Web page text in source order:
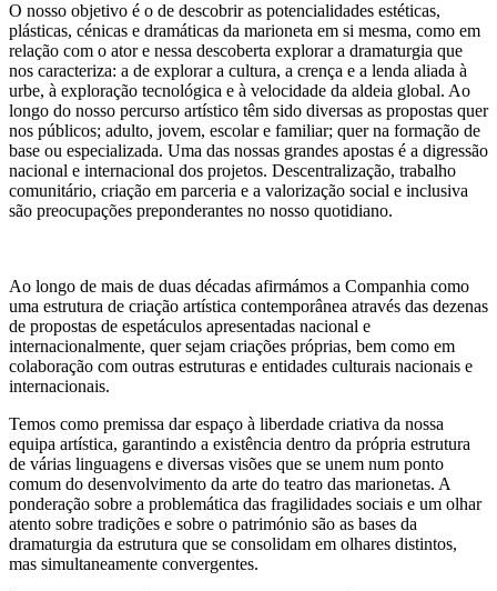
O nosso objetivo é o de descobrir as potencialidades estéticas,
plásticas, cénicas e dramáticas da marioneta em si mesma, como em
relação com o ator e nessa descoberta explorar a dramaturgia que
nos caracteriza: a de explorar a cultura, a crença e a lenda aliada à
urbe, à exploração tecnológica e à velocidade da aldeia global. Ao
longo do nosso percurso artístico têm sido diversas as propostas quer
nos públicos; adulto, jovem, escolar e familiar; quer na formação de
base ou especializada. Uma das nossas grandes apostas é a digressão
nacional e internacional dos projetos. Descentralização, trabalho
comunitário, criação em parceria e a valorização social e inclusiva
são preocupações preponderantes no nosso quotidiano.
Ao longo de mais de duas décadas afirmámos a Companhia como
uma estrutura de criação artística contemporânea através das dezenas
de propostas de espetáculos apresentadas nacional e
internacionalmente, quer sejam criações próprias, bem como em
colaboração com outras estruturas e entidades culturais nacionais e
internacionais.
Temos como premissa dar espaço à liberdade criativa da nossa
equipa artística, garantindo a existência dentro da própria estrutura
de várias linguagens e diversas visões que se unem num ponto
comum do desenvolvimento da arte do teatro das marionetas. A
ponderação sobre a problemática das fragilidades sociais e um olhar
atento sobre tradições e sobre o património são as bases da
dramaturgia da estrutura que se consolidam em olhares distintos,
mas simultaneamente convergentes.